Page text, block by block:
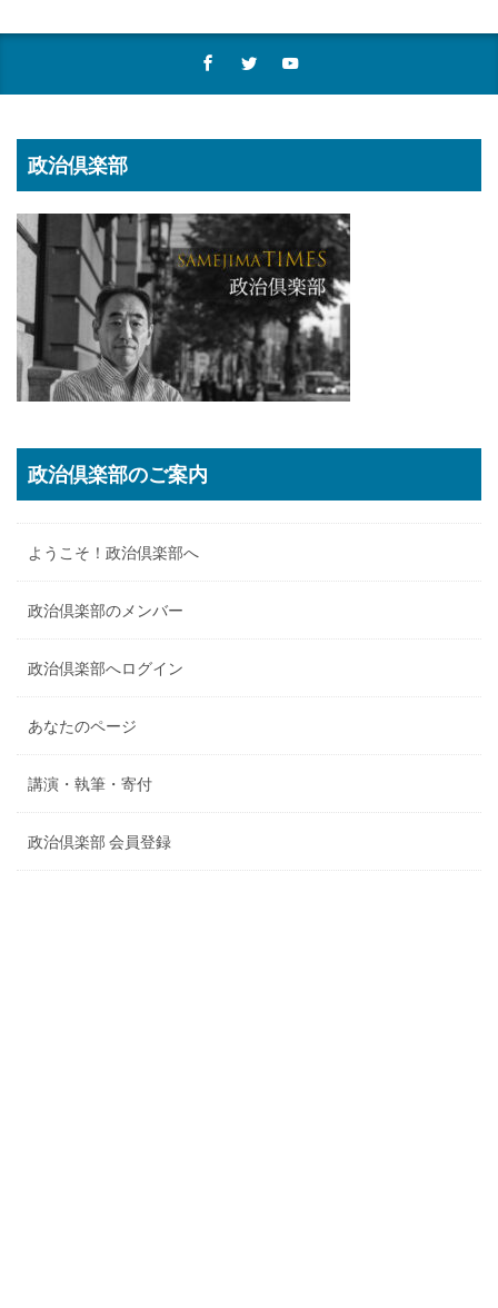
政治倶楽部
政治倶楽部のご案内
ようこそ！政治倶楽部へ
政治倶楽部のメンバー
政治倶楽部へログイン
あなたのページ
講演・執筆・寄付
政治倶楽部 会員登録